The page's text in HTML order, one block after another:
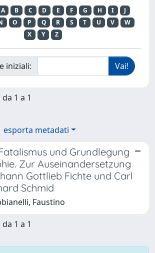
A B C D E F G H I
J
O P Q R S T U V
W
X
Y Z
iniziali:
1 a 1
esporta metadati
und Grundlegung
Zur Auseinandersetzung
Gottlieb Fichte und Carl
Schmid
Faustino
1 a 1